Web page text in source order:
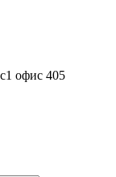
офис 405